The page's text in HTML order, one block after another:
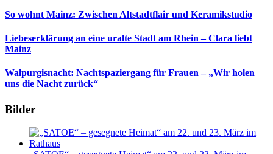
So wohnt Mainz: Zwischen Altstadtflair und Keramikstudio
Liebeserklärung an eine uralte Stadt am Rhein – Clara liebt
Mainz
Walpurgisnacht: Nachtspaziergang für Frauen – „Wir holen
uns die Nacht zurück“
Bilder